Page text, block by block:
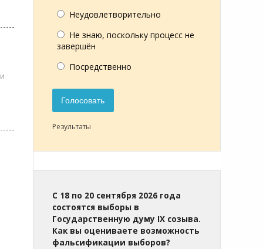
Неудовлетворительно
Не знаю, поскольку процесс не
завершён
Посредственно
Голосовать
Результаты
С 18 по 20 сентября 2026 года
состоятся выборы в
Государственную думу IX созыва.
Как вы оцениваете возможность
фальсификации выборов?